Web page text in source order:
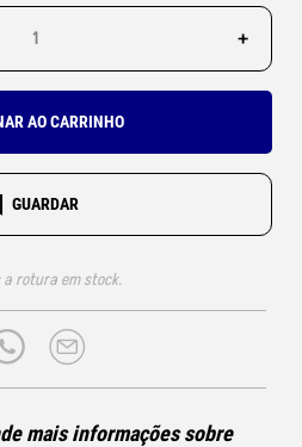
+
AO CARRINHO
GUARDAR
a rotura em stock.
mais informações sobre